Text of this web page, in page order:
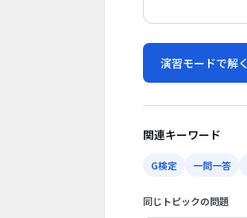
演習モードで解く
関連キーワード
G検定 一問一答
同じトピックの問題